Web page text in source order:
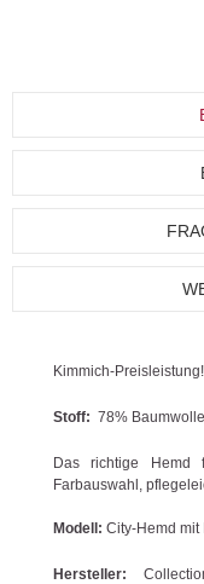
Kimmich-Preisleistung!
Stoff: 78%
Das richtige Hemd
Farbauswahl,
Modell: City-Hemd mit
Hersteller: